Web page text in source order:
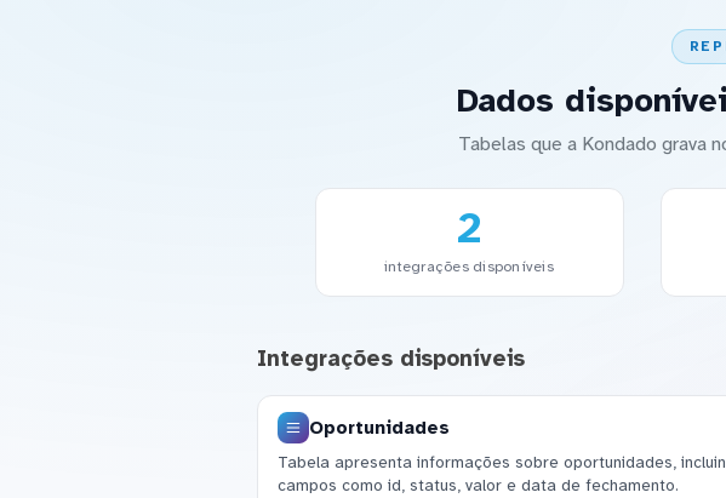
Dados
Tabelas que a Kondado grava
2
integrações disponíveis
Integrações disponíveis
Oportunidades
Tabela apresenta informações sobre oportunidades,
campos como id, status, valor e data de fechamento.